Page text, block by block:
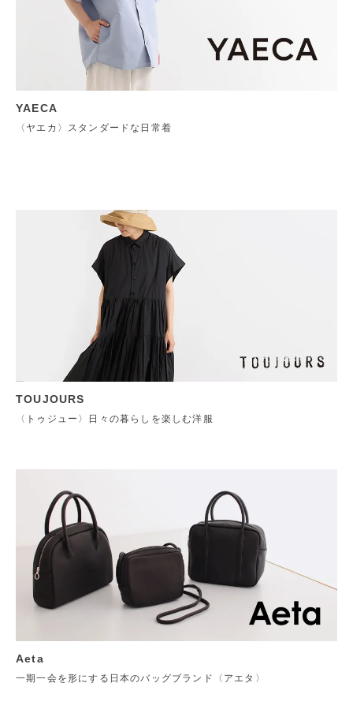
YAECA
〈ヤエカ〉スタンダードな日常着
TOUJOURS
〈トゥジュー〉日々の暮らしを楽しむ洋服
Aeta
一期一会を形にする日本のバッグブランド〈アエタ〉